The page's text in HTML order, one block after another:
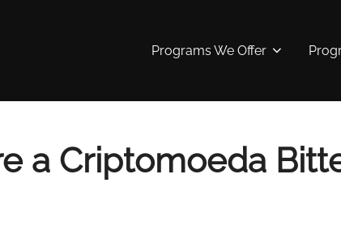
Programs We Offer
a Criptomoeda